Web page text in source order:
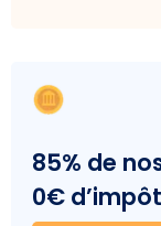
85% de
0€